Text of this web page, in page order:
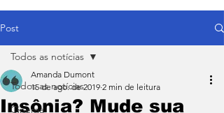
Post
Todos as notícias
Cinema
Todos as notícias
Insônia? Mude sua
Amanda Dumont
15 de ago. de 2019 2 min de leitura